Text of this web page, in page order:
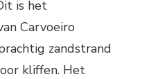
is het
Carvoeiro
zandstrand
kliffen. Het